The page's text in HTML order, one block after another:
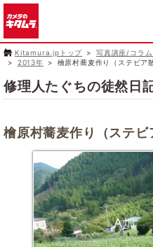
Kitamura.jpトップ 写真講座/コラ
2013年
檜原村蕎麦作り（ステビア
修理人たぐちの徒然日
檜原村蕎麦作り（ステビ